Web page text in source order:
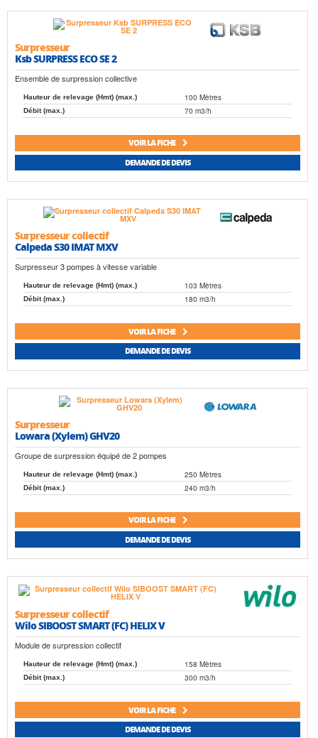
Surpresseur
Ksb SURPRESS ECO SE 2
Ensemble de surpression collective
Hauteur de relevage (Hmt) (max.) 100 Mètres
Débit (max.) 70 m3/h
VOIR LA FICHE
DEMANDE DE DEVIS
Surpresseur collectif
Calpeda S30 IMAT MXV
Surpresseur 3 pompes à vitesse variable
Hauteur de relevage (Hmt) (max.) 103 Mètres
Débit (max.) 180 m3/h
VOIR LA FICHE
DEMANDE DE DEVIS
Surpresseur
Lowara (Xylem) GHV20
Groupe de surpression équipé de 2 pompes
Hauteur de relevage (Hmt) (max.) 250 Mètres
Débit (max.) 240 m3/h
VOIR LA FICHE
DEMANDE DE DEVIS
Surpresseur collectif
Wilo SIBOOST SMART (FC) HELIX V
Module de surpression collectif
Hauteur de relevage (Hmt) (max.) 158 Mètres
Débit (max.) 300 m3/h
VOIR LA FICHE
DEMANDE DE DEVIS